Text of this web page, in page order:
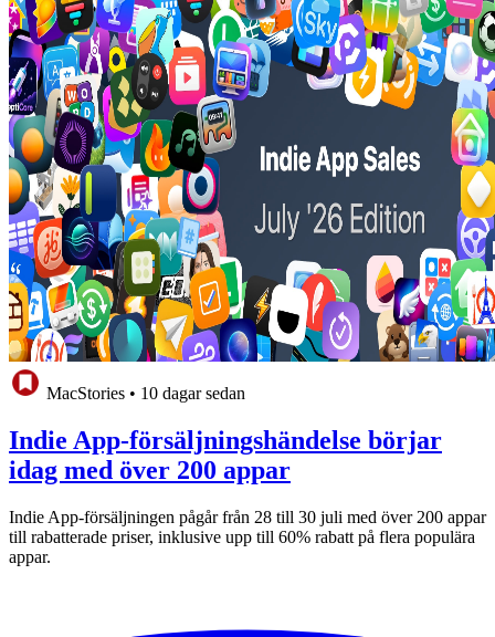
MacStories • 10 dagar sedan
Indie App-försäljningshändelse börjar
idag med över 200 appar
Indie App-försäljningen pågår från 28 till 30 juli med över 200 appar
till rabatterade priser, inklusive upp till 60% rabatt på flera populära
appar.